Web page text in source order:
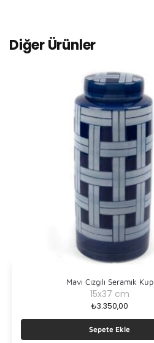
Diğer Ürünler
Mavı Cızgılı Seramık Kup
15x37 cm
₺3.350,00
Sepete Ekle